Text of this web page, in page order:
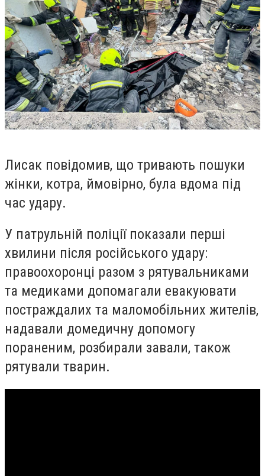
Лисак повідомив, що тривають пошуки
жінки, котра, ймовірно, була вдома під
час удару.
У патрульній поліції показали перші
хвилини після російського удару:
правоохоронці разом з рятувальниками
та медиками допомагали евакуювати
постраждалих та маломобільних жителів,
надавали домедичну допомогу
пораненим, розбирали завали, також
рятували тварин.